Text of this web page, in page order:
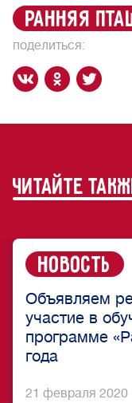
поделиться:
Ранняя
читайте
Новость
Объявляем
участие в
программе
года
21 февраля 2020